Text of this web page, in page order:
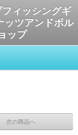
ィッシングギ
ッツアンドボル
ップ
次の商品へ